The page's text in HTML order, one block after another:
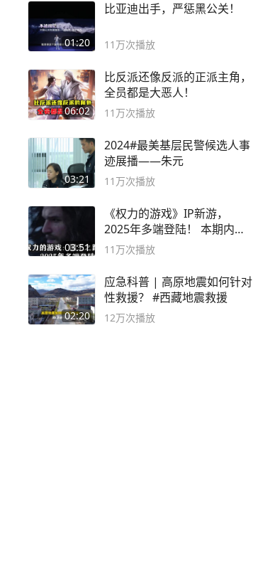
01:20
比亚迪出手，严惩黑公关！
11万次播放
06:02
比反派还像反派的正派主角，
全员都是大恶人！
11万次播放
03:21
2024#最美基层民警候选人事
迹展播——朱元
11万次播放
03:51
《权力的游戏》IP新游，
2025年多端登陆！ 本期内容
概要
11万次播放
02:20
应急科普 | 高原地震如何针对
性救援？ #西藏地震救援
12万次播放